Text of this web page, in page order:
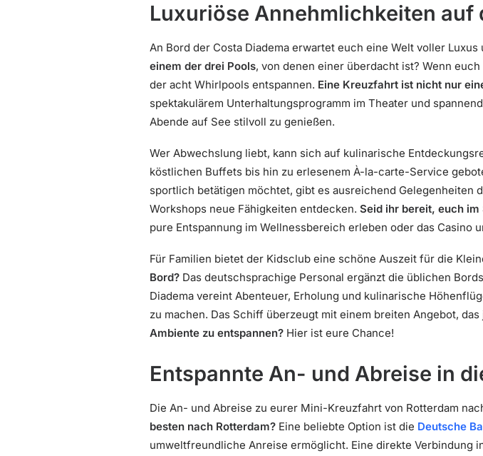
Luxuriöse Annehmlichkeiten auf
An Bord der Costa Diadema erwartet euch eine Welt voller Luxus
einem der drei Pools, von denen einer überdacht ist? Wenn
der acht Whirlpools entspannen. Eine Kreuzfahrt ist nicht nur
spektakulärem Unterhaltungsprogramm im Theater und
Abende auf See stilvoll zu genießen.
Wer Abwechslung liebt, kann sich auf kulinarische
köstlichen Buffets bis hin zu erlesenem À-la-carte-Service
sportlich betätigen möchtet, gibt es ausreichend Gelegenheiten
Workshops neue Fähigkeiten entdecken. Seid ihr bereit, euch
pure Entspannung im Wellnessbereich erleben oder das
Für Familien bietet der Kidsclub eine schöne Auszeit für die
Bord? Das deutschsprachige Personal ergänzt die üblichen
Diadema vereint Abenteuer, Erholung und kulinarische
zu machen. Das Schiff überzeugt mit einem breiten Angebot,
Ambiente zu entspannen? Hier ist eure Chance!
Entspannte An- und Abreise in
Die An- und Abreise zu eurer Mini-Kreuzfahrt von Rotterdam
besten nach Rotterdam? Eine beliebte Option ist die Deutsche
umweltfreundliche Anreise ermöglicht. Eine direkte Verbindung